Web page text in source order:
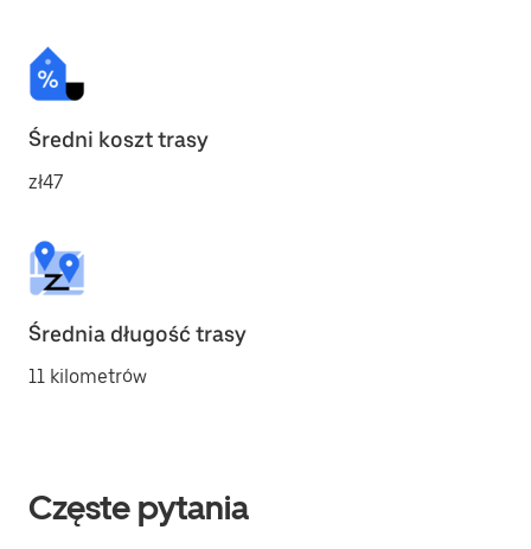
Średni koszt trasy
zł47
Średnia długość trasy
11 kilometrów
Częste pytania